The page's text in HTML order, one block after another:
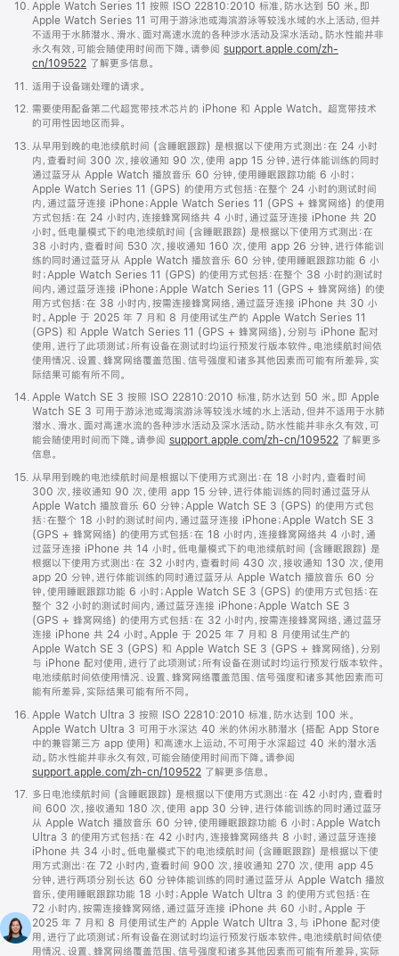
口
中
打
开)
脚
10.
Apple Watch Series 11 按照 ISO 22810:2010 标准，防水达到 50 米。即
Apple Watch Series 11 可用于游泳池或海滨游泳等较浅水域的水上活动，但并
不适用于水肺潜水、滑水、面对高速水流的各种涉水活动及深水活动。防水性能并非
永久有效，可能会随使用时间而下降。请参阅 support.apple.com/zh-
cn/109522 了解更多信息。
脚
11. 适用于设备端处理的请求。
脚
12. 需要使用配备第二代超宽带技术芯片的 iPhone 和 Apple Watch。 超宽带技术
的可用性因地区而异。
脚
13.
从早用到晚的电池续航时间 (含睡眠跟踪) 是根据以下使用方式测出：在 24 小时
内，查看时间 300 次，接收通知 90 次，使用 app 15 分钟，进行体能训练的同时
通过蓝牙从 Apple Watch 播放音乐 60 分钟，使用睡眠跟踪功能 6 小时；
Apple Watch Series 11 (GPS) 的使用方式包括：在整个 24 小时的测试时间
内，通过蓝牙连接 iPhone；Apple Watch Series 11 (GPS + 蜂窝网络) 的使用
方式包括：在 24 小时内，连接蜂窝网络共 4 小时，通过蓝牙连接 iPhone 共 20
小时。低电量模式下的电池续航时间 (含睡眠跟踪) 是根据以下使用方式测出：在
38 小时内，查看时间 530 次，接收通知 160 次，使用 app 26 分钟，进行体能训
练的同时通过蓝牙从 Apple Watch 播放音乐 60 分钟，使用睡眠跟踪功能 6 小
时；Apple Watch Series 11 (GPS) 的使用方式包括：在整个 38 小时的测试时
间内，通过蓝牙连接 iPhone；Apple Watch Series 11 (GPS + 蜂窝网络) 的使
用方式包括：在 38 小时内，按需连接蜂窝网络，通过蓝牙连接 iPhone 共 30 小
时。Apple 于 2025 年 7 月和 8 月使用试生产的 Apple Watch Series 11
(GPS) 和 Apple Watch Series 11 (GPS + 蜂窝网络)，分别与 iPhone 配对
使用，进行了此项测试；所有设备在测试时均运行预发行版本软件。电池续航时间依
使用情况、设置、蜂窝网络覆盖范围、信号强度和诸多其他因素而可能有所差异，实
际结果可能有所不同。
脚
14. Apple Watch SE 3 按照 ISO 22810:2010 标准，防水达到 50 米。即 Apple
Watch SE 3 可用于游泳池或海滨游泳等较浅水域的水上活动，但并不适用于水肺
潜水、滑水、面对高速水流的各种涉水活动及深水活动。防水性能并非永久有效，可
能会随使用时间而下降。请参阅 support.apple.com/zh-cn/109522 了解更多
信息。
脚
15.
从早用到晚的电池续航时间是根据以下使用方式测出：在 18 小时内，查看时间
300 次，接收通知 90 次，使用 app 15 分钟，进行体能训练的同时通过蓝牙从
Apple Watch 播放音乐 60 分钟；Apple Watch SE 3 (GPS) 的使用方式包
括：在整个 18 小时的测试时间内，通过蓝牙连接 iPhone；Apple Watch SE 3
(GPS + 蜂窝网络) 的使用方式包括：在 18 小时内，连接蜂窝网络共 4 小时，通
过蓝牙连接 iPhone 共 14 小时。低电量模式下的电池续航时间 (含睡眠跟踪) 是
根据以下使用方式测出：在 32 小时内，查看时间 430 次，接收通知 130 次，使用
app 20 分钟，进行体能训练的同时通过蓝牙从 Apple Watch 播放音乐 60 分
钟，使用睡眠跟踪功能 6 小时；Apple Watch SE 3 (GPS) 的使用方式包括：在
整个 32 小时的测试时间内，通过蓝牙连接 iPhone；Apple Watch SE 3
(GPS + 蜂窝网络) 的使用方式包括：在 32 小时内，按需连接蜂窝网络，通过蓝牙
连接 iPhone 共 24 小时。Apple 于 2025 年 7 月和 8 月使用试生产的
Apple Watch SE 3 (GPS) 和 Apple Watch SE 3 (GPS + 蜂窝网络)，分别
与 iPhone 配对使用，进行了此项测试；所有设备在测试时均运行预发行版本软件。
电池续航时间依使用情况、设置、蜂窝网络覆盖范围、信号强度和诸多其他因素而可
能有所差异，实际结果可能有所不同。
脚
16.
Apple Watch Ultra 3 按照 ISO 22810:2010 标准，防水达到 100 米。
Apple Watch Ultra 3 可用于水深达 40 米的休闲水肺潜水 (搭配 App Store
中的兼容第三方 app 使用) 和高速水上运动，不可用于水深超过 40 米的潜水活
动。防水性能并非永久有效，可能会随使用时间而下降。请参阅
support.apple.com/zh-cn/109522 了解更多信息。
脚
17.
多日电池续航时间 (含睡眠跟踪) 是根据以下使用方式测出：在 42 小时内，查看时
间 600 次，接收通知 180 次，使用 app 30 分钟，进行体能训练的同时通过蓝牙
从 Apple Watch 播放音乐 60 分钟，使用睡眠跟踪功能 6 小时；Apple Watch
Ultra 3 的使用方式包括：在 42 小时内，连接蜂窝网络共 8 小时，通过蓝牙连接
iPhone 共 34 小时。低电量模式下的电池续航时间 (含睡眠跟踪) 是根据以下使
用方式测出：在 72 小时内，查看时间 900 次，接收通知 270 次，使用 app 45
分钟，进行两项分别长达 60 分钟体能训练的同时通过蓝牙从 Apple Watch 播放
音乐，使用睡眠跟踪功能 18 小时；Apple Watch Ultra 3 的使用方式包括：在
72 小时内，按需连接蜂窝网络，通过蓝牙连接 iPhone 共 60 小时。Apple 于
2025 年 7 月和 8 月使用试生产的 Apple Watch Ultra 3，与 iPhone 配对使
用，进行了此项测试；所有设备在测试时均运行预发行版本软件。电池续航时间依使
用情况、设置、蜂窝网络覆盖范围、信号强度和诸多其他因素而可能有所差异，实际